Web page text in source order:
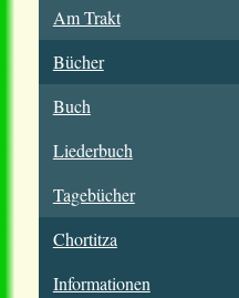
Am Trakt
Bücher
Buch
Liederbuch
Tagebücher
Chortitza
Informationen